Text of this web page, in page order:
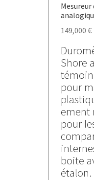
Mesureur
149,000 €
Shore
pour
ement
pour
boite
étalon.